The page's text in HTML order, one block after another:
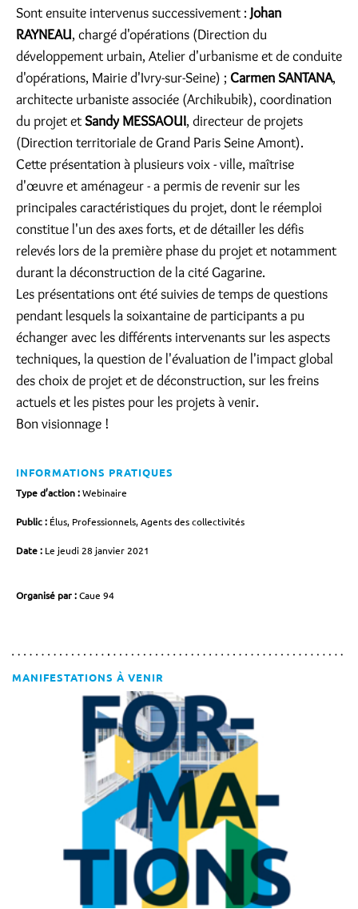
Sont ensuite intervenus successivement : Johan
RAYNEAU, chargé d'opérations (Direction du
développement urbain, Atelier d'urbanisme et de conduite
d'opérations, Mairie d'Ivry-sur-Seine) ; Carmen SANTANA,
architecte urbaniste associée (Archikubik), coordination
du projet etSandy MESSAOUI, directeur de projets
(Direction territoriale de Grand Paris Seine Amont).
Cette présentation à plusieurs voix - ville, maîtrise
d'œuvre et aménageur - a permis de revenir sur les
principales caractéristiques du projet, dont le réemploi
constitue l'un des axes forts, et de détailler les défis
relevés lors de la première phase du projet et notamment
durant la déconstruction de la cité Gagarine.
Les présentations ont été suivies de temps de questions
pendant lesquels la soixantaine de participants a pu
échanger avec les différents intervenants sur les aspects
techniques, la question de l'évaluation de l'impact global
des choix de projet et de déconstruction, sur les freins
actuels et les pistes pour les projets à venir.
Bon visionnage !
INFORMATIONS PRATIQUES
Type d’action :Webinaire
Public : Élus, Professionnels, Agents des collectivités
Date : Le jeudi 28 janvier 2021
Organisé par :Caue 94
MANIFESTATIONS À VENIR